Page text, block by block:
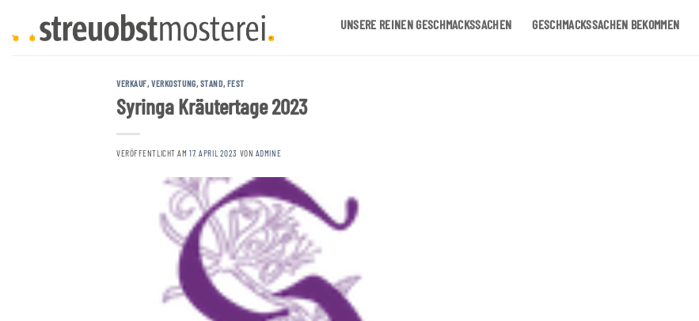
UNSERE REINEN GESCHMACKSSACHEN GESCHMACKSSACHEN BEKOMMEN
VERKAUF, VERKOSTUNG, STAND, FEST
Syringa Kräutertage 2023
VERÖFFENTLICHT AM17. APRIL 2023 VON ADMINE